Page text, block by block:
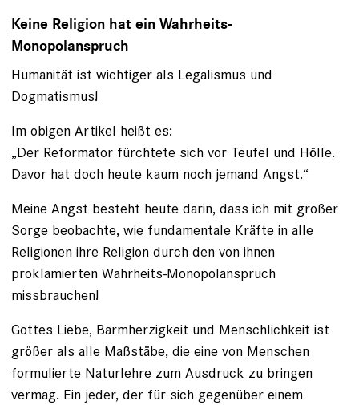
Keine Religion hat ein Wahrheits-
Monopolanspruch
Humanität ist wichtiger als Legalismus und
Dogmatismus!
Im obigen Artikel heißt es:
„Der Reformator fürchtete sich vor Teufel und Hölle.
Davor hat doch heute kaum noch jemand Angst.“
Meine Angst besteht heute darin, dass ich mit großer
Sorge beobachte, wie fundamentale Kräfte in alle
Religionen ihre Religion durch den von ihnen
proklamierten Wahrheits-Monopolanspruch
missbrauchen!
Gottes Liebe, Barmherzigkeit und Menschlichkeit ist
größer als alle Maßstäbe, die eine von Menschen
formulierte Naturlehre zum Ausdruck zu bringen
vermag. Ein jeder, der für sich gegenüber einem